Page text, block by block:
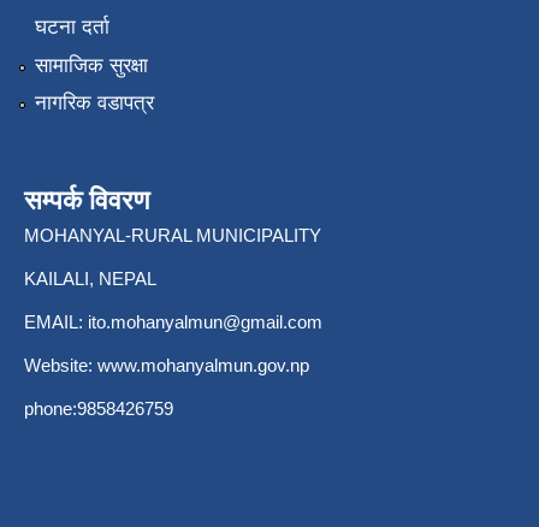
घटना दर्ता
सामाजिक सुरक्षा
नागरिक वडापत्र
सम्पर्क विवरण
MOHANYAL-RURAL MUNICIPALITY
KAILALI, NEPAL
EMAIL: ito.mohanyalmun@gmail.com
Website: www.mohanyalmun.gov.np
phone:9858426759